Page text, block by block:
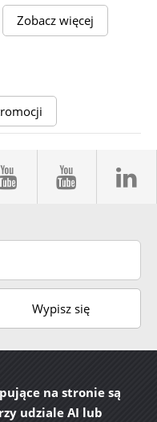
Zobacz więcej
youtube
Wypisz się
na stronie są
udziale AI lub